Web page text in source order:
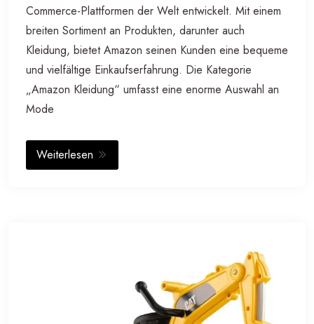
Commerce-Plattformen der Welt entwickelt. Mit einem
breiten Sortiment an Produkten, darunter auch
Kleidung, bietet Amazon seinen Kunden eine bequeme
und vielfältige Einkaufserfahrung. Die Kategorie
„Amazon Kleidung“ umfasst eine enorme Auswahl an
Mode
Weiterlesen